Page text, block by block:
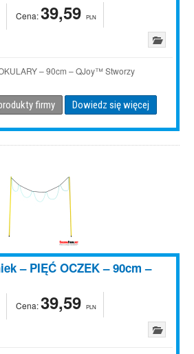
Cena:39,59 PLN
– 90cm – QJoy™ Stworzy
firmy Dowiedz się więcej
– PIĘĆ OCZEK – 90cm –
Cena:39,59 PLN